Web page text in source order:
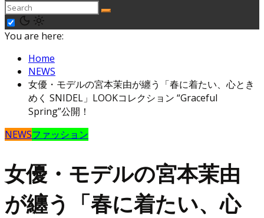
You are here:
Home
NEWS
女優・モデルの宮本茉由が纏う「春に着たい、心とき
めく SNIDEL」LOOKコレクション “Graceful
Spring”公開！
NEWSファッション
女優・モデルの宮本茉由
が纏う「春に着たい、心